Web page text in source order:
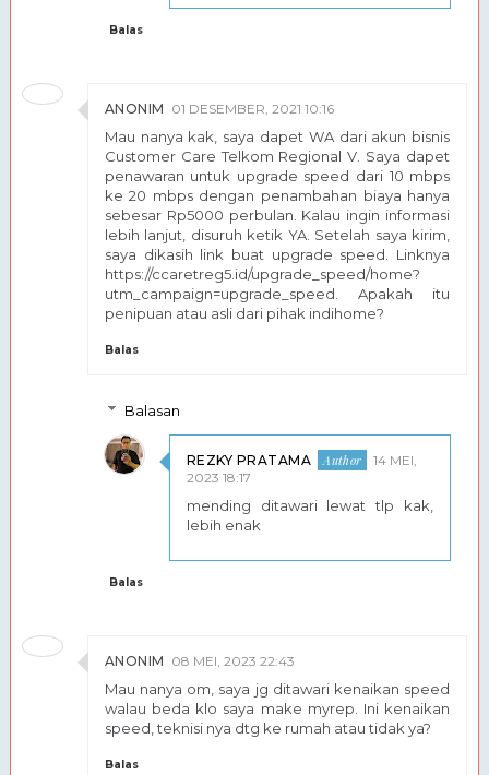
Balas
ANONIM 01 DESEMBER, 2021 10:16
Mau nanya kak, saya dapet WA dari akun bisnis
Customer Care Telkom Regional V. Saya dapet
penawaran untuk upgrade speed dari 10 mbps
ke 20 mbps dengan penambahan biaya hanya
sebesar Rp5000 perbulan. Kalau ingin informasi
lebih lanjut, disuruh ketik YA. Setelah saya kirim,
saya dikasih link buat upgrade speed. Linknya
https://ccaretreg5.id/upgrade_speed/home?
utm_campaign=upgrade_speed. Apakah itu
penipuan atau asli dari pihak indihome?
Balas
Balasan
REZKY PRATAMA
14 MEI,
2023 18:17
mending ditawari lewat tlp kak,
lebih enak
Balas
ANONIM 08 MEI, 2023 22:43
Mau nanya om, saya jg ditawari kenaikan speed
walau beda klo saya make myrep. Ini kenaikan
speed, teknisi nya dtg ke rumah atau tidak ya?
Balas